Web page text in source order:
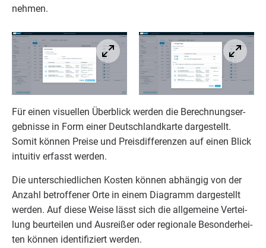
nehmen.
Für einen visu­el­len Über­blick wer­den die Berech­nungs­er­
geb­nis­se in Form einer Deutsch­land­kar­te dar­ge­stellt.
Somit kön­nen Prei­se und Preis­dif­fe­ren­zen auf einen Blick
intui­tiv erfasst werden.
Die unter­schied­li­chen Kos­ten kön­nen abhän­gig von der
Anzahl betrof­fe­ner Orte in einem Dia­gramm dar­ge­stellt
wer­den. Auf die­se Wei­se lässt sich die all­ge­mei­ne Ver­tei­
lung beur­tei­len und Aus­rei­ßer oder regio­na­le Beson­der­hei­
ten kön­nen iden­ti­fi­ziert werden.